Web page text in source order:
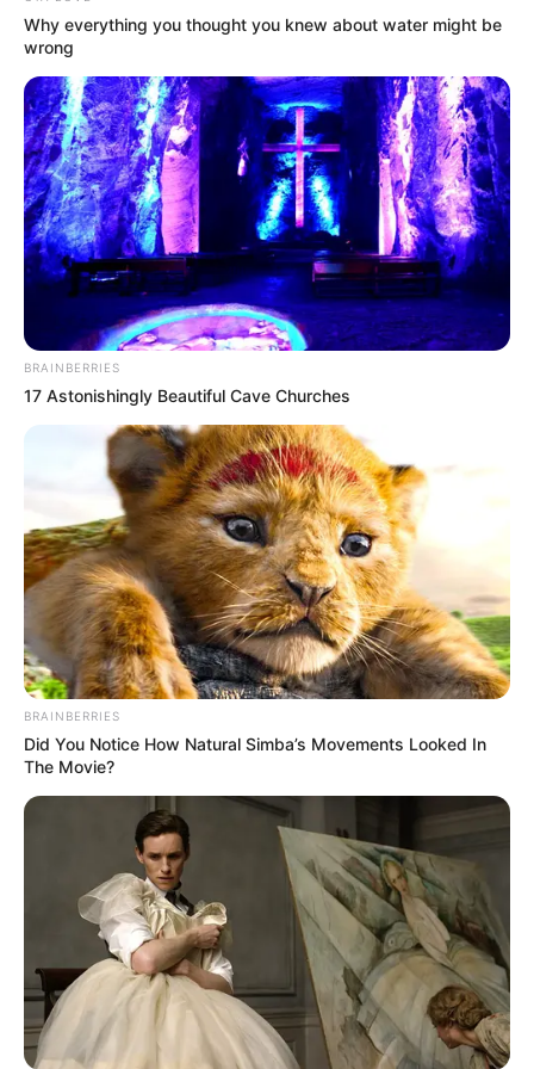
Instagram:
@alifhiafitri
TikTok:@alifhiaf
YouTube:ALIFHIA FITRI OFFICIAL
Tinggi, Berat & Penampilan Fisik
Tinggi: – cm
Berat: – kg
Golongan Darah: –
Warna Rambut: Hitam
Warna Mata: Hitam
Warna Kulit: Putih
Ukuran Tubuh: –
Ukuran Sepatu: –
Ukuran Baju: –
Pendidikan
Universitas Padjajaran Fakultas Pertanian
Keluarga
Ayah: –
Saudara Laki-laki: –
Saudara Perempuan: –
Pacar & Suami
Ajil Ditto
Di tahun 2019, ia berpacaran dengan aktor dan penyanyi bernama
Why everything you thought you knew about water might be
wrong
BRAINBERRIES
17 Astonishingly Beautiful Cave Churches
BRAINBERRIES
Did You Notice How Natural Simba’s Movements Looked In
The Movie?